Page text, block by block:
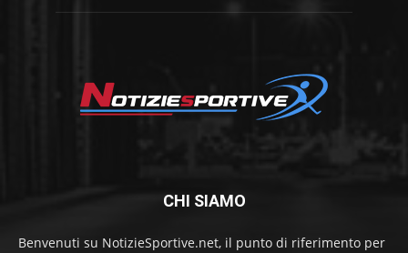
CHI SIAMO
Benvenuti su NotizieSportive.net, il punto di riferimento per